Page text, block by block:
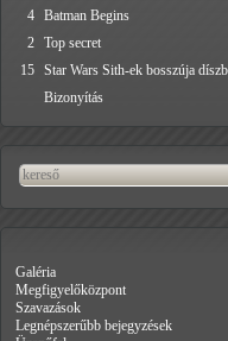
4 Batman Begins
2 Top secret
15 Star Wars Sith-ek bosszúja
Bizonyítás
Galéria
Megfigyelőközpont
Szavazások
Legnépszerűbb bejegyzések